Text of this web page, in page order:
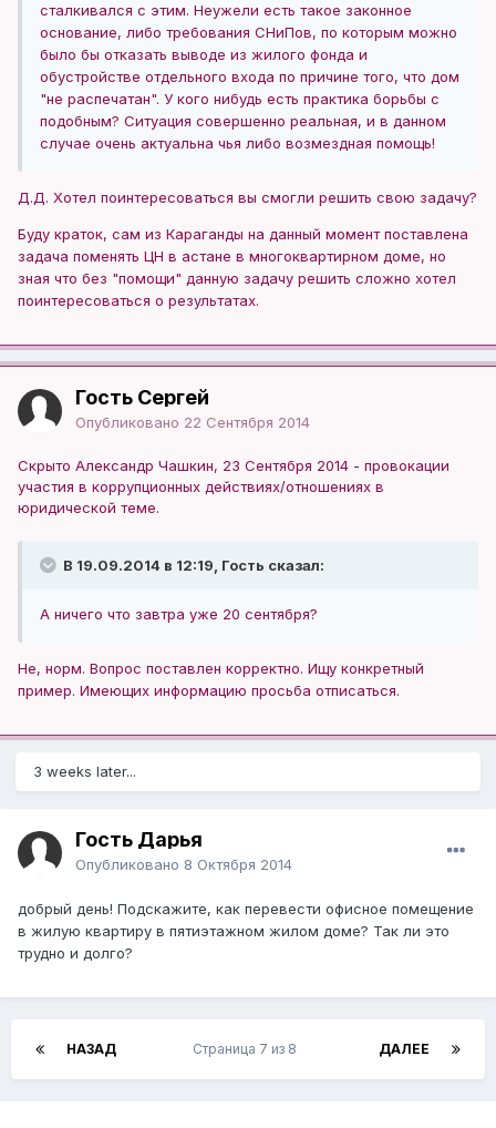
сталкивался с этим. Неужели есть такое законное
основание, либо требования СНиПов, по которым можно
было бы отказать выводе из жилого фонда и
обустройстве отдельного входа по причине того, что дом
"не распечатан". У кого нибудь есть практика борьбы с
подобным? Ситуация совершенно реальная, и в данном
случае очень актуальна чья либо возмездная помощь!
Д.Д. Хотел поинтересоваться вы смогли решить свою задачу?
Буду краток, сам из Караганды на данный момент поставлена
задача поменять ЦН в астане в многоквартирном доме, но
зная что без "помощи" данную задачу решить сложно хотел
поинтересоваться о результатах.
Гость Сергей
Опубликовано 22 Сентября 2014
Скрыто Александр Чашкин, 23 Сентября 2014 - провокации
участия в коррупционных действиях/отношениях в
юридической теме.
В 19.09.2014 в 12:19, Гость сказал:
А ничего что завтра уже 20 сентября?
Не, норм. Вопрос поставлен корректно. Ищу конкретный
пример. Имеющих информацию просьба отписаться.
3 weeks later...
Гость Дарья
Опубликовано 8 Октября 2014
добрый день! Подскажите, как перевести офисное помещение
в жилую квартиру в пятиэтажном жилом доме? Так ли это
трудно и долго?
НАЗАД ДАЛЕЕ
Страница 7 из 8